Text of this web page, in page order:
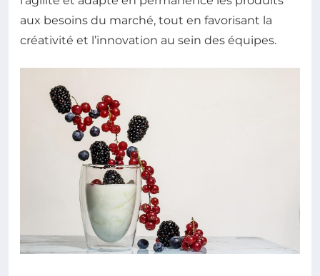
aux besoins du marché, tout en favorisant la
créativité et l’innovation au sein des équipes.